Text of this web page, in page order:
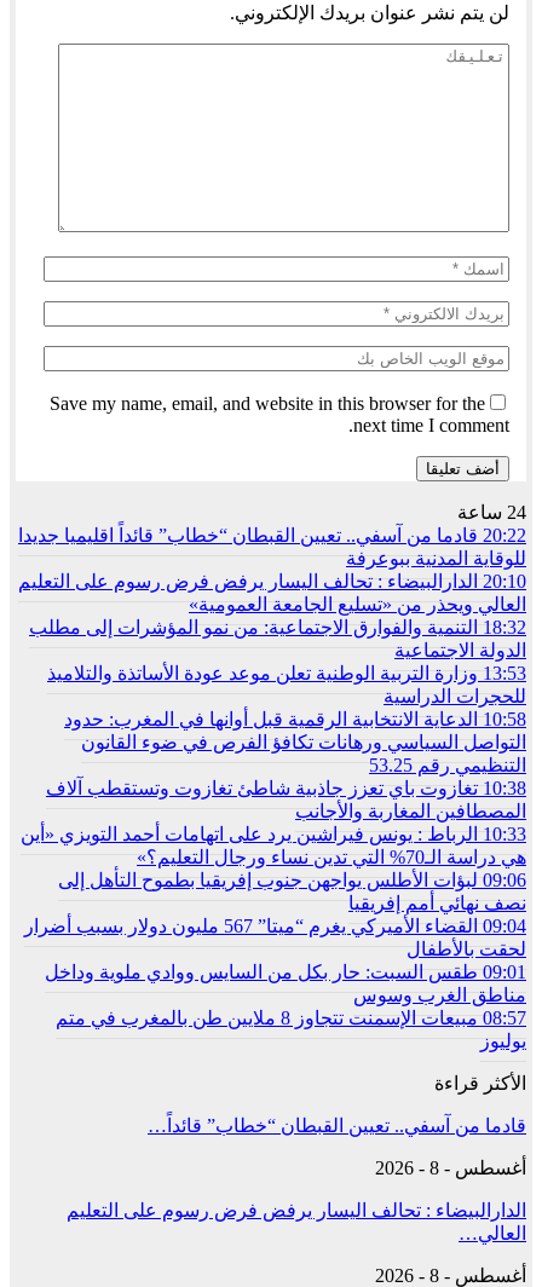
لن يتم نشر عنوان بريدك الإلكتروني.
Save my name, email, and website in this browser for the
next time I comment.
24 ساعة
20:22 قادما من آسفي.. تعيين القبطان “خطاب” قائداً اقليميا جديدا
للوقاية المدنية ببوعرفة
20:10 الدارالبيضاء : تحالف اليسار يرفض فرض رسوم على التعليم
العالي ويحذر من «تسليع الجامعة العمومية»
18:32 التنمية والفوارق الاجتماعية: من نمو المؤشرات إلى مطلب
الدولة الاجتماعية
13:53 وزارة التربية الوطنية تعلن موعد عودة الأساتذة والتلاميذ
للحجرات الدراسية
10:58 الدعاية الانتخابية الرقمية قبل أوانها في المغرب: حدود
التواصل السياسي ورهانات تكافؤ الفرص في ضوء القانون
التنظيمي رقم 53.25
10:38 تغازوت باي تعزز جاذبية شاطئ تغازوت وتستقطب آلاف
المصطافين المغاربة والأجانب
10:33 الرباط : يونس فيراشين يرد على اتهامات أحمد التويزي «أين
هي دراسة الـ70% التي تدين نساء ورجال التعليم؟»
09:06 لبؤات الأطلس يواجهن جنوب إفريقيا بطموح التأهل إلى
نصف نهائي أمم إفريقيا
09:04
القضاء الأميركي يغرم “ميتا” 567 مليون دولار بسبب أضرار
لحقت بالأطفال
09:01 طقس السبت: حار بكل من السايس ووادي ملوية وداخل
مناطق الغرب وسوس
08:57
مبيعات الإسمنت تتجاوز 8 ملايين طن بالمغرب في متم
يوليوز
الأكثر قراءة
قادما من آسفي.. تعيين القبطان “خطاب” قائداً…
أغسطس - 8 - 2026
الدارالبيضاء : تحالف اليسار يرفض فرض رسوم على التعليم
العالي…
أغسطس - 8 - 2026